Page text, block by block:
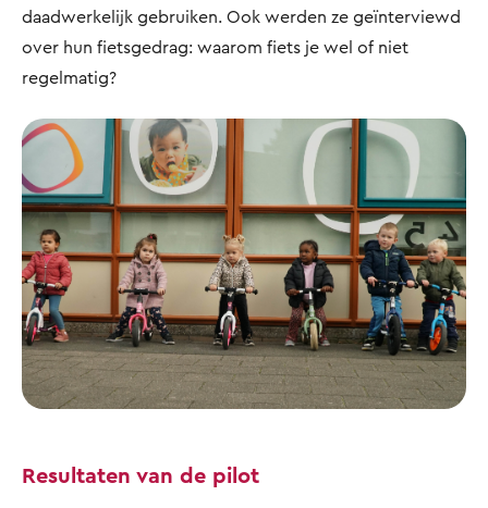
daadwerkelijk gebruiken. Ook werden ze geïnterviewd
over hun fietsgedrag: waarom fiets je wel of niet
regelmatig?
Resultaten van de pilot